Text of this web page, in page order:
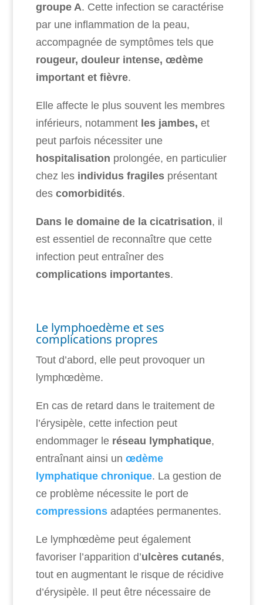
groupe A. Cette infection se caractérise
par une inflammation de la peau,
accompagnée de symptômes tels que
rougeur, douleur intense, œdème
important et fièvre.
Elle affecte le plus souvent les membres
inférieurs, notammentles jambes, et
peut parfois nécessiter une
hospitalisation prolongée, en particulier
chez les individus fragilesprésentant
des comorbidités.
Dans le domaine de la cicatrisation, il
est essentiel de reconnaître que cette
infection peut entraîner des
complications importantes.
Le lymphoedème et ses
complications propres
Tout d’abord, elle peut provoquer un
lymphœdème.
En cas de retard dans le traitement de
l’érysipèle, cette infection peut
endommager leréseau lymphatique,
entraînant ainsi un œdème
lymphatique chronique. La gestion de
ce problème nécessite le port de
compressionsadaptées permanentes.
Le lymphœdème peut également
favoriser l’apparition d’ulcères cutanés,
tout en augmentant le risque de récidive
d’érysipèle. Il peut être nécessaire de